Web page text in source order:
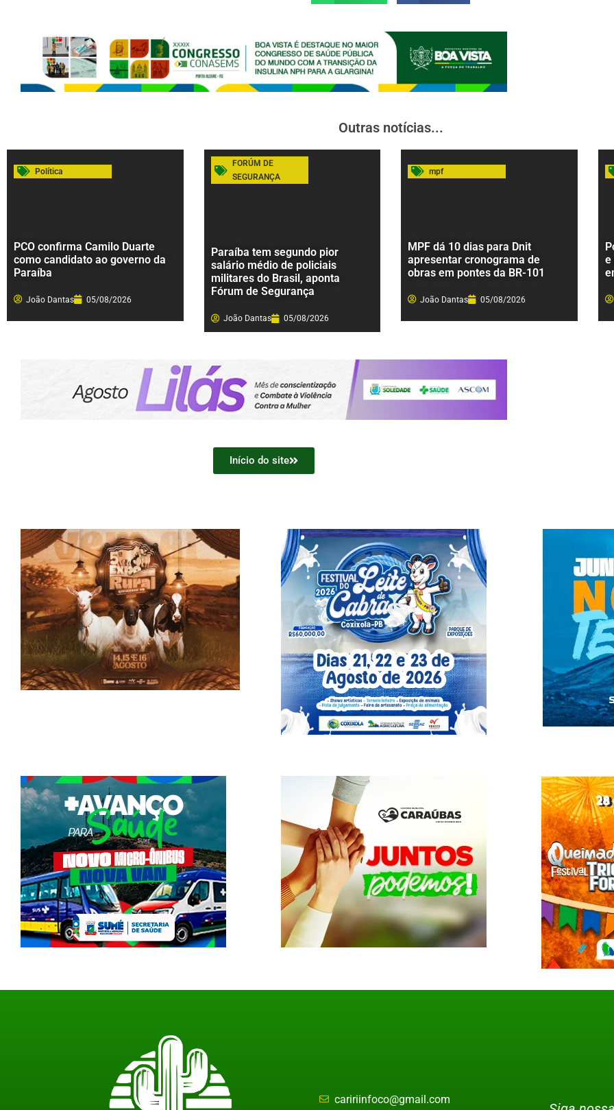
Outras notícias...
Política
PCO confirma Camilo Duarte
como candidato ao governo da
Paraíba
João Dantas 05/08/2026
FORÚM DE
SEGURANÇA
Paraíba tem segundo pior
salário médio de policiais
militares do Brasil, aponta
Fórum de Segurança
João Dantas 05/08/2026
mpf
MPF dá 10 dias para Dnit
apresentar cronograma de
obras em pontes da BR-101
João Dantas 05/08/2026
e
Início do site
caririinfoco@gmail.com